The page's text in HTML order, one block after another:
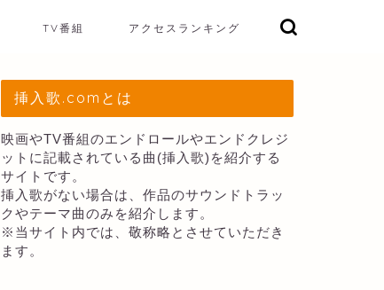
TV番組 アクセスランキング
挿入歌.comとは
映画やTV番組のエンドロールやエンドクレジ
ットに記載されている曲(挿入歌)を紹介する
サイトです。
挿入歌がない場合は、作品のサウンドトラッ
クやテーマ曲のみを紹介します。
※当サイト内では、敬称略とさせていただき
ます。